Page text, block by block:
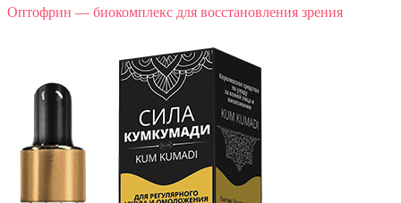
Оптофрин — биокомплекс для восстановления зрения